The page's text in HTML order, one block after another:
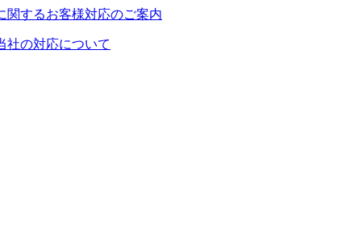
関するお客様対応のご案内
社の対応について